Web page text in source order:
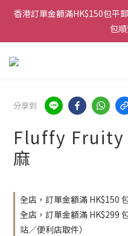
香港訂單金額滿HK$150包平
包
香港訂單金額滿HK$150包平
包
【網店限定！】指定清貨商
香港訂單金額滿HK$150包平
包
分享到
Fluffy Fruity
麻
全店，訂單金額滿 HK$150
全店，訂單金額滿 HK$299
站／便利店取件）